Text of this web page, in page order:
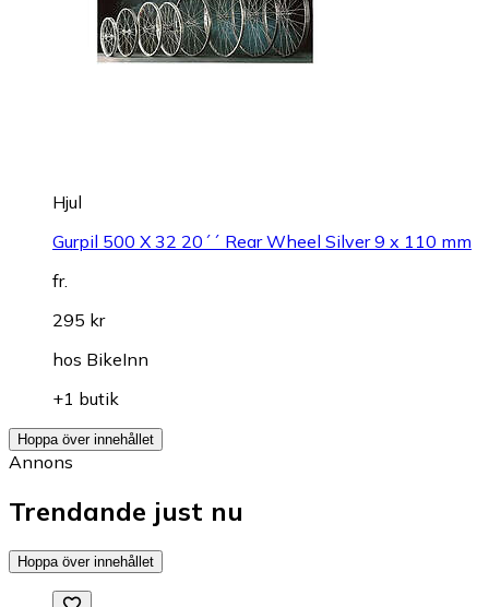
Hjul
Gurpil 500 X 32 20´´ Rear Wheel Silver 9 x 110 mm
fr.
295 kr
hos BikeInn
+1 butik
Hoppa över innehållet
Annons
Trendande just nu
Hoppa över innehållet